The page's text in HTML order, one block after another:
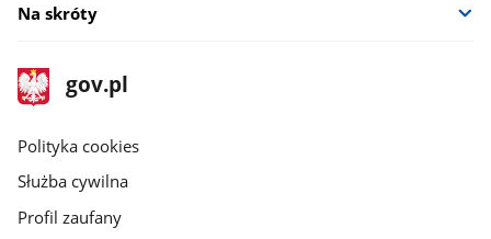
Na skróty
stopka
gov.pl
Strona
gov.pl
gov.pl
Polityka cookies
Służba cywilna
Profil zaufany